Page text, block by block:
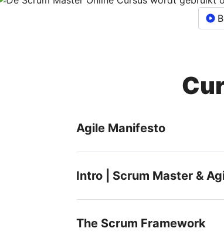
Agile Manifesto
Intro | Scrum Master &
The Scrum Framework